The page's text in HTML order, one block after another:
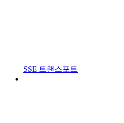
SSE 트랜스포트